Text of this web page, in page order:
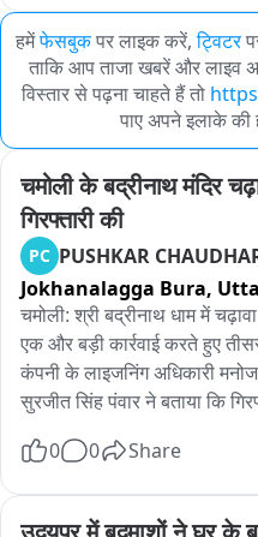
हमेंफेसबुकपर लाइक करें, ट्विटर
ताकि आप ताजा खबरें और
विस्तार से पढ़ना चाहते हैं तो
पाए अपने इलाके की
चमोली के बद्रीनाथ मंदिर
गिरफ्तारी की
PC PUSHKAR
Jokhanalagga Bura,
चमोली: श्री बद्रीनाथ धाम में
एक और बड़ी कार्रवाई करते हुए
कंपनी के लाइजनिंग अधिकारी मनोज
सुरजीत सिंह पंवार ने बताया कि
निवासी है. बताया जा रहा है कि
था. एसआईटी जांच के दौरान
0 0 Share